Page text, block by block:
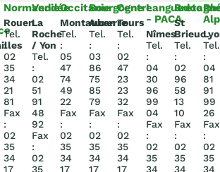
Normandie
Rouen
Tel.
:
02
35
34
21
81
Fax
:
02
35
34
17
Vendée
La
Roche
/ Yon
Tel.
:
02
51
91
48
92
Fax
:
02
35
Occitanie
Montauban
Tel.
:
05
47
74
49
22
Fax
:
02
35
34
17
Bourgogne
Auxerre
Tel.
:
03
86
75
85
79
Fax
:
02
35
34
17
Centre
Tours
Tel.
:
02
47
23
23
32
Fax
:
02
35
34
17
Languedoc
- PACA
Nîmes
Tel.
:
04
30
96
99
04
Fax
:
02
35
34
St
Brieuc
Tel.
:
02
96
58
13
10
Fax
:
02
35
34
Tel.
:
04
81
91
99
26
Fax
:
02
35
34